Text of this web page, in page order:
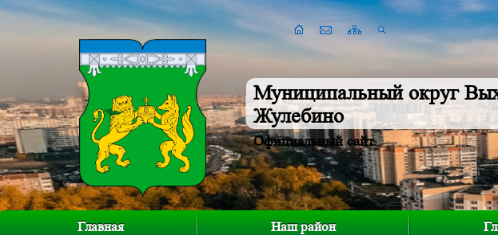
Муниципальный округ
Жулебино
Официальный сайт
Главная Наш район